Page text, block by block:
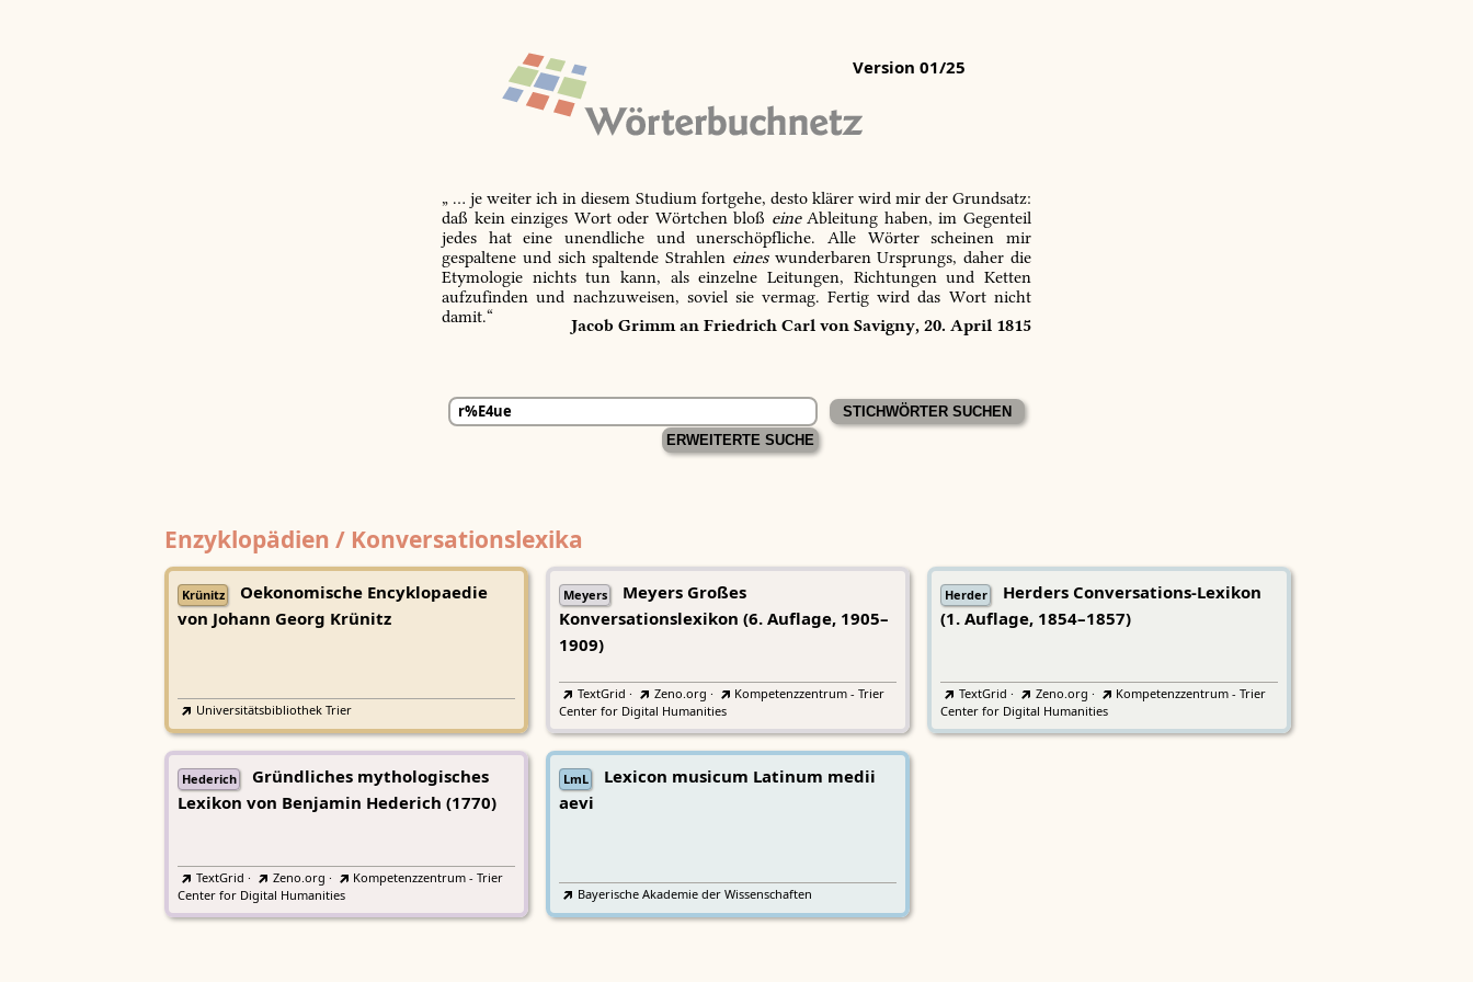
Version 01/25
„ … je weiter ich in diesem Studium fortgehe, desto klärer wird mir der Grundsatz:
daß kein einziges Wort oder Wörtchen bloß eineAbleitung haben, im Gegenteil
jedes hat eine unendliche und unerschöpfliche. Alle Wörter scheinen mir
gespaltene und sich spaltende Strahlen eineswunderbaren Ursprungs, daher die
Etymologie nichts tun kann, als einzelne Leitungen, Richtungen und Ketten
aufzufinden und nachzuweisen, soviel sie vermag. Fertig wird das Wort nicht
damit.“
Jacob Grimm an Friedrich Carl von Savigny, 20. April 1815
ERWEITERTE SUCHE
Enzyklopädien / Konversationslexika
Krünitz
Oekonomische Encyklopaedie
von Johann Georg Krünitz
Universitätsbibliothek Trier
Meyers
Meyers Großes
Konversationslexikon (6. Auflage, 1905–
1909)
TextGrid · Zeno.org ·
Kompetenzzentrum - Trier
Center for Digital Humanities
Herder
Herders Conversations-Lexikon
(1. Auflage, 1854–1857)
TextGrid · Zeno.org ·
Kompetenzzentrum - Trier
Center for Digital Humanities
Hederich
Gründliches mythologisches
Lexikon von Benjamin Hederich (1770)
TextGrid · Zeno.org ·
Kompetenzzentrum - Trier
Center for Digital Humanities
LmL
Lexicon musicum Latinum medii
aevi
Bayerische Akademie der Wissenschaften